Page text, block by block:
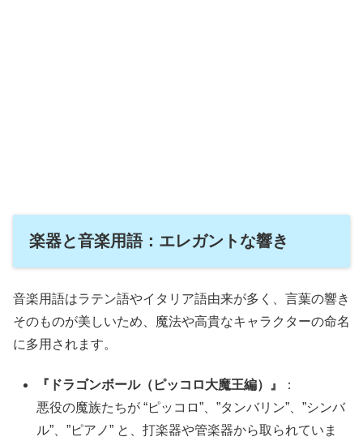
楽器と音楽用語：エレガントな響き
音楽用語はラテン語やイタリア語由来が多く、言葉の響き
そのものが美しいため、魔法や高貴なキャラクターの命名
に多用されます。
『ドラゴンボール（ピッコロ大魔王編）』
：
悪役の魔族たちが “ピッコロ”、”タンバリン”、”シンバ
ル”、”ピアノ” と、打楽器や管楽器から取られていま